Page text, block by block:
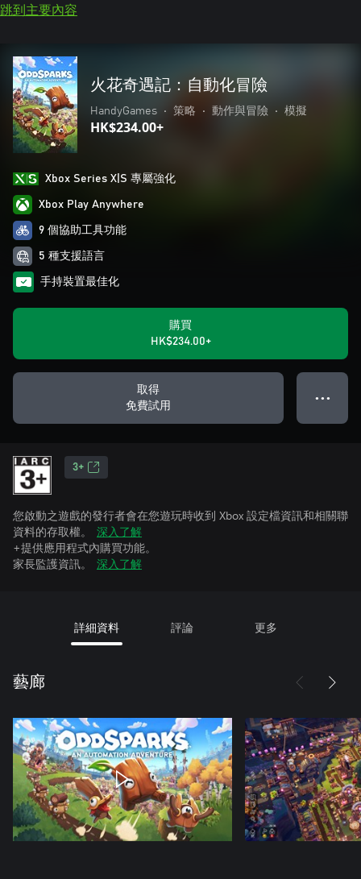
跳到主要內容
火花奇遇記：自動化冒險
HandyGames • 策略 • 動作與冒險 • 模擬
HK$234.00+
Xbox Series X|S 專屬強化
Xbox Play Anywhere
9 個協助工具功能
5 種支援語言
手持裝置最佳化
購買
HK$234.00+
取得
免費試用
● ● ●
3+
您啟動之遊戲的發行者會在您遊玩時收到 Xbox 設定檔資訊和相關聯
資料的存取權。
深入了解
+提供應用程式內購買功能。
家長監護資訊。
深入了解
詳細資料 評論 更多
藝廊